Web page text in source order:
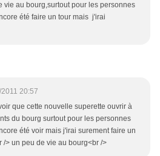
vie au bourg,surtout pour les personnes
été faire un tour mais j'irai
20:57
que cette nouvelle superette ouvrir à
du bourg surtout pour les personnes
été voir mais j'irai surement faire un
/> un peu de vie au bourg<br />